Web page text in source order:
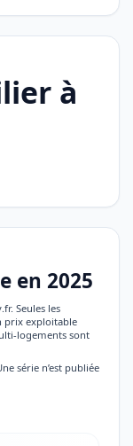
à
en 2025
Seules les
prix exploitable
logements sont
série n’est publiée